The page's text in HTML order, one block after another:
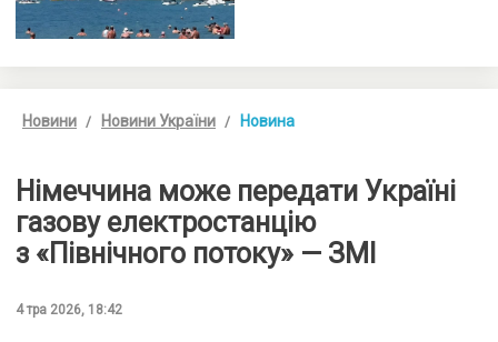
Новини Новини України Новина
Німеччина може передати Україні
газову електростанцію
з «Північного потоку» — ЗМІ
4 тра 2026, 18:42